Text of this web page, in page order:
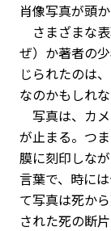
肖像写真が頭
さまざまな
ぜ）か著者の
じられたのは
なのかもしれな
写真は、カ
が止まる。つ
膜に刻印しな
言葉で、時に
て写真は死か
された死の断